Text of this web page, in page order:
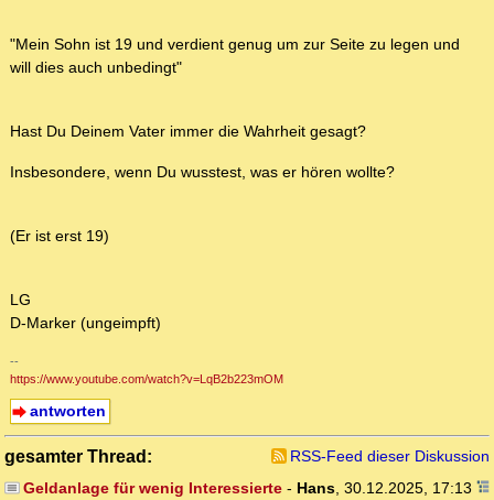
"Mein Sohn ist 19 und verdient genug um zur Seite zu legen und
will dies auch unbedingt"
Hast Du Deinem Vater immer die Wahrheit gesagt?
Insbesondere, wenn Du wusstest, was er hören wollte?
(Er ist erst 19)
LG
D-Marker (ungeimpft)
--
https://www.youtube.com/watch?v=LqB2b223mOM
antworten
gesamter Thread:
RSS-Feed dieser Diskussion
Geldanlage für wenig Interessierte- Hans, 30.12.2025, 17:13